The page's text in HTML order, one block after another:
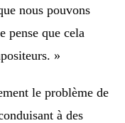
nous pouvons
pense que cela
»
le problème de
à des